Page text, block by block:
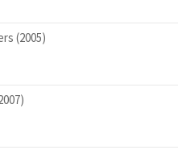
(2005)